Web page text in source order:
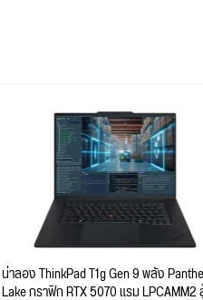
น่าลอง ThinkPad T1g Gen 9 พลัง
Lake กราฟิก RTX 5070 แรม LPCAMM2